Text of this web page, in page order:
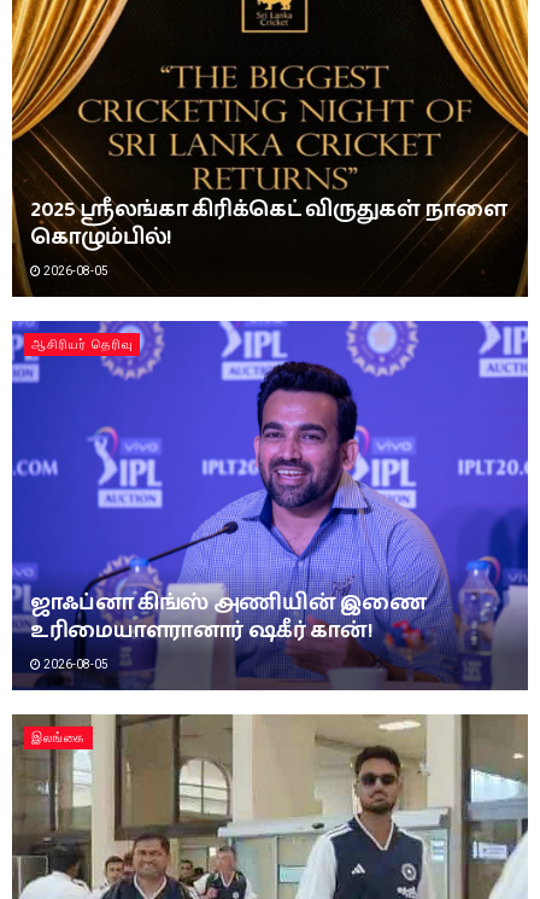
2025 ஸ்ரீலங்கா கிரிக்கெட் விருதுகள் நாளை
கொழும்பில்!
2026-08-05
ஆசிரியர் தெரிவு
ஜாஃப்னா கிங்ஸ் அணியின் இணை
உரிமையாளரானார் ஷகீர் கான்!
2026-08-05
இலங்கை